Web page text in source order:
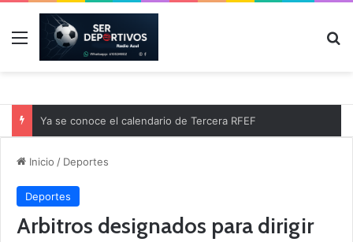
Menú
Ya se conoce el calendario de Tercera RFEF
Inicio / Deportes
Deportes
Arbitros designados para dirigir